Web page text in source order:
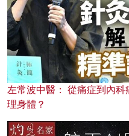
左常波中醫： 從痛症到內
理身體？